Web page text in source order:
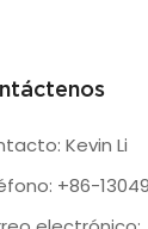
Kevin Li
+86-